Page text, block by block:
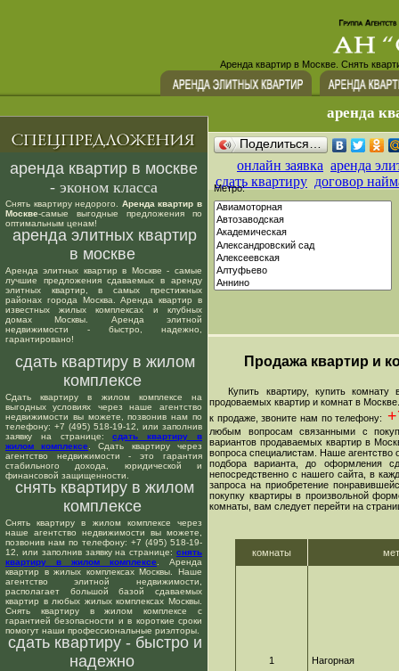
Аренда квартир в Москве. Снять
аренда
аренда квартир в москве
- эконом класса
Снять квартиру недорого. Аренда квартир в
Москве-самые выгодные предложения по
оптимальным ценам!
аренда элитных квартир
в москве
Аренда элитных квартир в Москве - самые
лучшие предложения сдаваемых в аренду
элитных квартир, в самых престижных
районах города Москва. Аренда квартир в
известных жилых комплексах и клубных
домах Москвы. Аренда элитной
недвижимости - быстро, надежно,
гарантировано!
сдать квартиру в жилом
комплексе
Сдать квартиру в жилом комплексе на
выгодных условиях через наше агентство
недвижимости вы можете, позвонив нам по
телефону: +7 (495) 518-19-12, или заполнив
заявку на странице:сдать квартиру в
жилом комплексе . Сдать квартиру через
агентство недвижимости - это гарантия
стабильного дохода, юридической и
финансовой защищенности.
снять квартиру в жилом
комплексе
Снять квартиру в жилом комплексе через
наше агентство недвижимости вы можете,
позвонив нам по телефону: +7 (495) 518-19-
12, или заполнив заявку на странице: снять
квартиру в жилом комплексе . Аренда
квартир в жилых комплексах Москвы. Наше
агентство элитной недвижимости,
располагает большой базой сдаваемых
квартир в любых жилых комплексах Москвы.
Снять квартиру в жилом комплексе с
гарантией безопасности и в короткие сроки
помогут наши профессиональные риэлторы.
сдать квартиру - быстро и
надежно
Поделиться…
онлайн заявка аренда
сдать квартиру договор
Метро:
Продажа квартир и
Купить квартиру, купить комнату
продоваемых квартир и комнат в
к продаже, звоните нам по телефону:
любым вопросам связанными с
вариантов продаваемых квартир в
вопроса специалистам. Наше агентство
подбора варианта, до оформления
непосредственно с нашего сайта, в
запроса на приобретение
покупку квартиры в произвольной
комнаты, вам следует перейти на
комнаты
1 Нагорная